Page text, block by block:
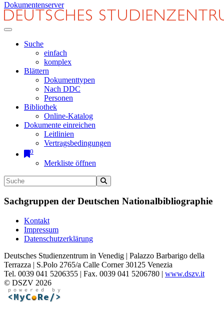
Dokumentenserver
Suche
einfach
komplex
Blättern
Dokumenttypen
Nach DDC
Personen
Bibliothek
Online-Katalog
Dokumente einreichen
Leitlinien
Vertragsbedingungen
0
Merkliste öffnen
Sachgruppen der Deutschen Nationalbibliographie
Kontakt
Impressum
Datenschutzerklärung
Deutsches Studienzentrum in Venedig | Palazzo Barbarigo della
Terrazza | S.Polo 2765/a Calle Corner 30125 Venezia
Tel. 0039 041 5206355 | Fax. 0039 041 5206780 | www.dszv.it
© DSZV 2026